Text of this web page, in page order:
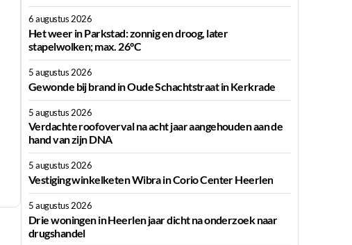
6 augustus 2026
Het weer in Parkstad: zonnig en droog, later
stapelwolken; max. 26°C
5 augustus 2026
Gewonde bij brand in Oude Schachtstraat in Kerkrade
5 augustus 2026
Verdachte roofoverval na acht jaar aangehouden aan de
hand van zijn DNA
5 augustus 2026
Vestiging winkelketen Wibra in Corio Center Heerlen
5 augustus 2026
Drie woningen in Heerlen jaar dicht na onderzoek naar
drugshandel